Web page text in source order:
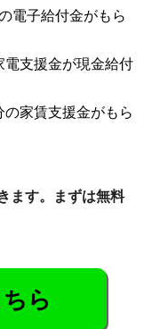
電子給付金がもら
電支援金が現金給付
の家賃支援金がもら
ます。まずは無料
ら